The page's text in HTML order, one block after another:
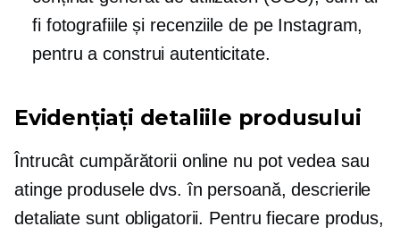
fi fotografiile și recenziile de pe Instagram,
pentru a construi autenticitate.
Evidențiați detaliile produsului
Întrucât cumpărătorii online nu pot vedea sau
atinge produsele dvs. în persoană, descrierile
detaliate sunt obligatorii. Pentru fiecare produs,